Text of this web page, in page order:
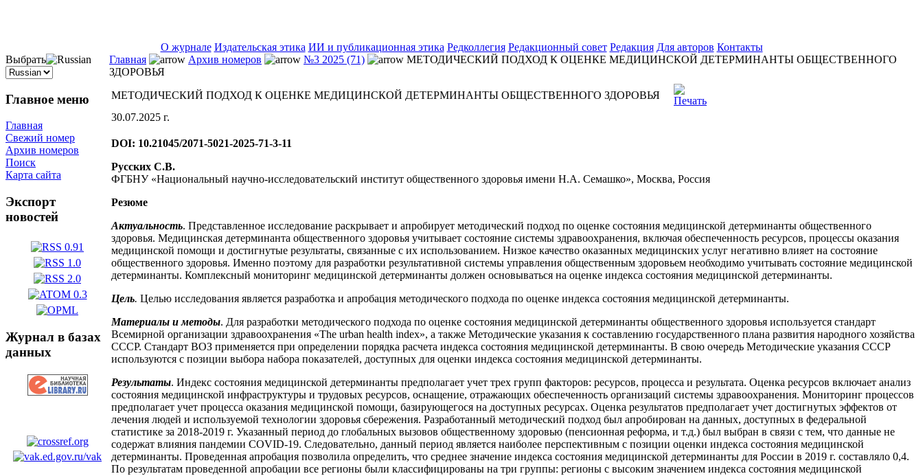
О журнале Издательская этика ИИ и публикационная этика Редколлегия Редакционный совет Редакция Для авторов Контакты
Выбрать
Главное меню
Главная
Свежий номер
Архив номеров
Поиск
Карта сайта
Экспорт
новостей
Журнал в базах
данных
Главная Архив номеров №3 2025 (71)
МЕТОДИЧЕСКИЙ ПОДХОД К ОЦЕНКЕ МЕДИЦИНСКОЙ ДЕТЕРМИНАНТЫ ОБЩЕСТВЕННОГО
ЗДОРОВЬЯ
МЕТОДИЧЕСКИЙ ПОДХОД К ОЦЕНКЕ МЕДИЦИНСКОЙ ДЕТЕРМИНАНТЫ ОБЩЕСТВЕННОГО ЗДОРОВЬЯ
30.07.2025 г.
DOI: 10.21045/2071-5021-2025-71-3-11
Русских С.В.
ФГБНУ «Национальный научно-исследовательский институт общественного здоровья имени Н.А. Семашко», Москва, Россия
Резюме
Актуальность. Представленное исследование раскрывает и апробирует методический подход по оценке состояния медицинской детерминанты общественного
здоровья. Медицинская детерминанта общественного здоровья учитывает состояние системы здравоохранения, включая обеспеченность ресурсов, процессы оказания
медицинской помощи и достигнутые результаты, связанные с их использованием. Низкое качество оказанных медицинских услуг негативно влияет на состояние
общественного здоровья. Именно поэтому для разработки результативной системы управления общественным здоровьем необходимо учитывать состояние медицинской
детерминанты. Комплексный мониторинг медицинской детерминанты должен основываться на оценке индекса состояния медицинской детерминанты.
Цель. Целью исследования является разработка и апробация методического подхода по оценке индекса состояния медицинской детерминанты.
Материалы и методы. Для разработки методического подхода по оценке состояния медицинской детерминанты общественного здоровья используется стандарт
Всемирной организации здравоохранения «The urban health index», а также Методические указания к составлению государственного плана развития народного хозяйства
СССР. Стандарт ВОЗ применяется при определении порядка расчета индекса состояния медицинской детерминанты. В свою очередь Методические указания СССР
используются с позиции выбора набора показателей, доступных для оценки индекса состояния медицинской детерминанты.
Результаты. Индекс состояния медицинской детерминанты предполагает учет трех групп факторов: ресурсов, процесса и результата. Оценка ресурсов включает анализ
состояния медицинской инфраструктуры и трудовых ресурсов, оснащение, отражающих обеспеченность организаций системы здравоохранения. Мониторинг процессов
предполагает учет процесса оказания медицинской помощи, базирующегося на доступных ресурсах. Оценка результатов предполагает учет достигнутых эффектов от
лечения людей и используемой технологии здоровья сбережения. Разработанный методический подход был апробирован на данных, доступных в федеральной
статистике за 2018-2019 г. Указанный период до глобальных вызовов общественному здоровью (пенсионная реформа, и т.д.) был выбран в связи с тем, что данные не
содержат влияния пандемии COVID-19. Следовательно, данный период является наиболее перспективным с позиции оценки индекса состояния медицинской
детерминанты. Проведенная апробация позволила определить, что среднее значение индекса состояния медицинской детерминанты для России в 2019 г. составляло 0,4.
По результатам проведенной апробации все регионы были классифицированы на три группы: регионы с высоким значением индекса состояния медицинской